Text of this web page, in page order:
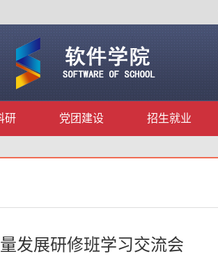
研 党团建设 招生就业
发展研修班学习交流会